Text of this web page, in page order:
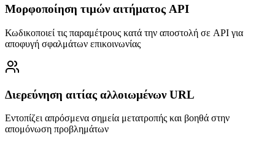
Μορφοποίηση τιμών αιτήματος API
Κωδικοποιεί τις παραμέτρους κατά την αποστολή σε API για
αποφυγή σφαλμάτων επικοινωνίας
Διερεύνηση αιτίας αλλοιωμένων URL
Εντοπίζει απρόσμενα σημεία μετατροπής και βοηθά στην
απομόνωση προβλημάτων